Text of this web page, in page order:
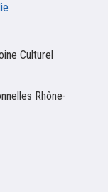
Culturel
Rhône-